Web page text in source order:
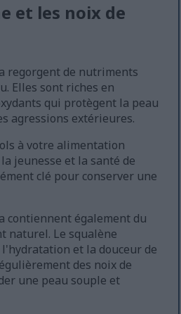
et les noix de
regorgent de nutriments
Elles sont riches en
qui protègent la peau
agressions extérieures.
à votre alimentation
jeunesse et la santé de
clé pour conserver une
contiennent également du
naturel. Le squalène
et la douceur de
des noix de
une peau souple et